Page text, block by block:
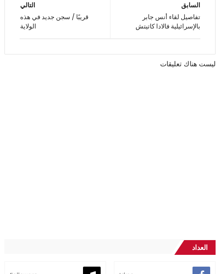
التالي
قريبًا / سجن جديد في هذه
الولاية
السابق
تفاصيل لقاء أنس جابر
بالإسرائيلية فالادا كاتيتش
ليست هناك تعليقات
العداد